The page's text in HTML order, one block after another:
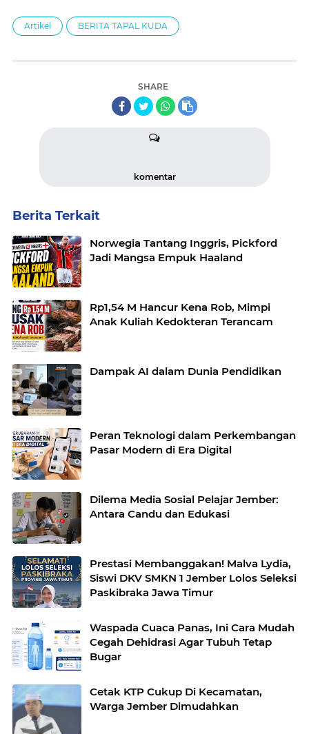
Artikel BERITA TAPAL KUDA
SHARE
komentar
Berita Terkait
Norwegia Tantang Inggris, Pickford
Jadi Mangsa Empuk Haaland
Rp1,54 M Hancur Kena Rob, Mimpi
Anak Kuliah Kedokteran Terancam
Dampak AI dalam Dunia Pendidikan
Peran Teknologi dalam Perkembangan
Pasar Modern di Era Digital
Dilema Media Sosial Pelajar Jember:
Antara Candu dan Edukasi
Prestasi Membanggakan! Malva Lydia,
Siswi DKV SMKN 1 Jember Lolos Seleksi
Paskibraka Jawa Timur
Waspada Cuaca Panas, Ini Cara Mudah
Cegah Dehidrasi Agar Tubuh Tetap
Bugar
Cetak KTP Cukup Di Kecamatan,
Warga Jember Dimudahkan